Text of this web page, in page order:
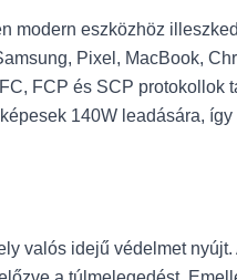
eszközhöz
Pixel, MacBook,
FCP és SCP
140W leadására,
valós idejű védelmet